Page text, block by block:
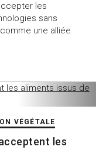
les
sans
une alliée
VÉGÉTALE
les